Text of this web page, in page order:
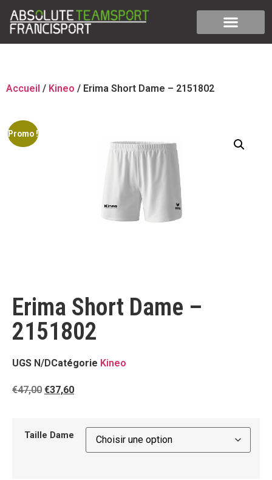
Accueil / Kineo / Erima Short Dame – 2151802
Promo !
Erima Short Dame –
2151802
UGS N/DCatégorie Kineo
€47,00 €37,60
Taille Dame